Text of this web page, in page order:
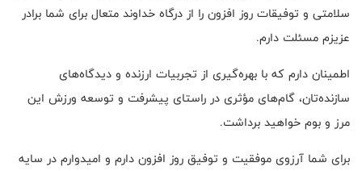
سلامتی و توفیقات روز افزون را از درگاه خداوند متعال برای شما برادر
عزیزم مسئلت دارم.
اطمینان دارم که با بهره‌گیری از تجربیات ارزنده و دیدگاه‌های
سازنده‌تان، گام‌های مؤثری در راستای پیشرفت و توسعه ورزش این
مرز و بوم خواهید برداشت.
برای شما آرزوی موفقیت و توفیق روز افزون دارم و امیدوارم در سایه